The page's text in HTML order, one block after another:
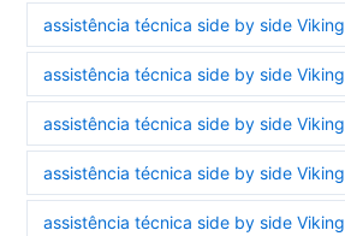
assistência técnica side by side
assistência técnica side by side
assistência técnica side by side
assistência técnica side by side
assistência técnica side by side